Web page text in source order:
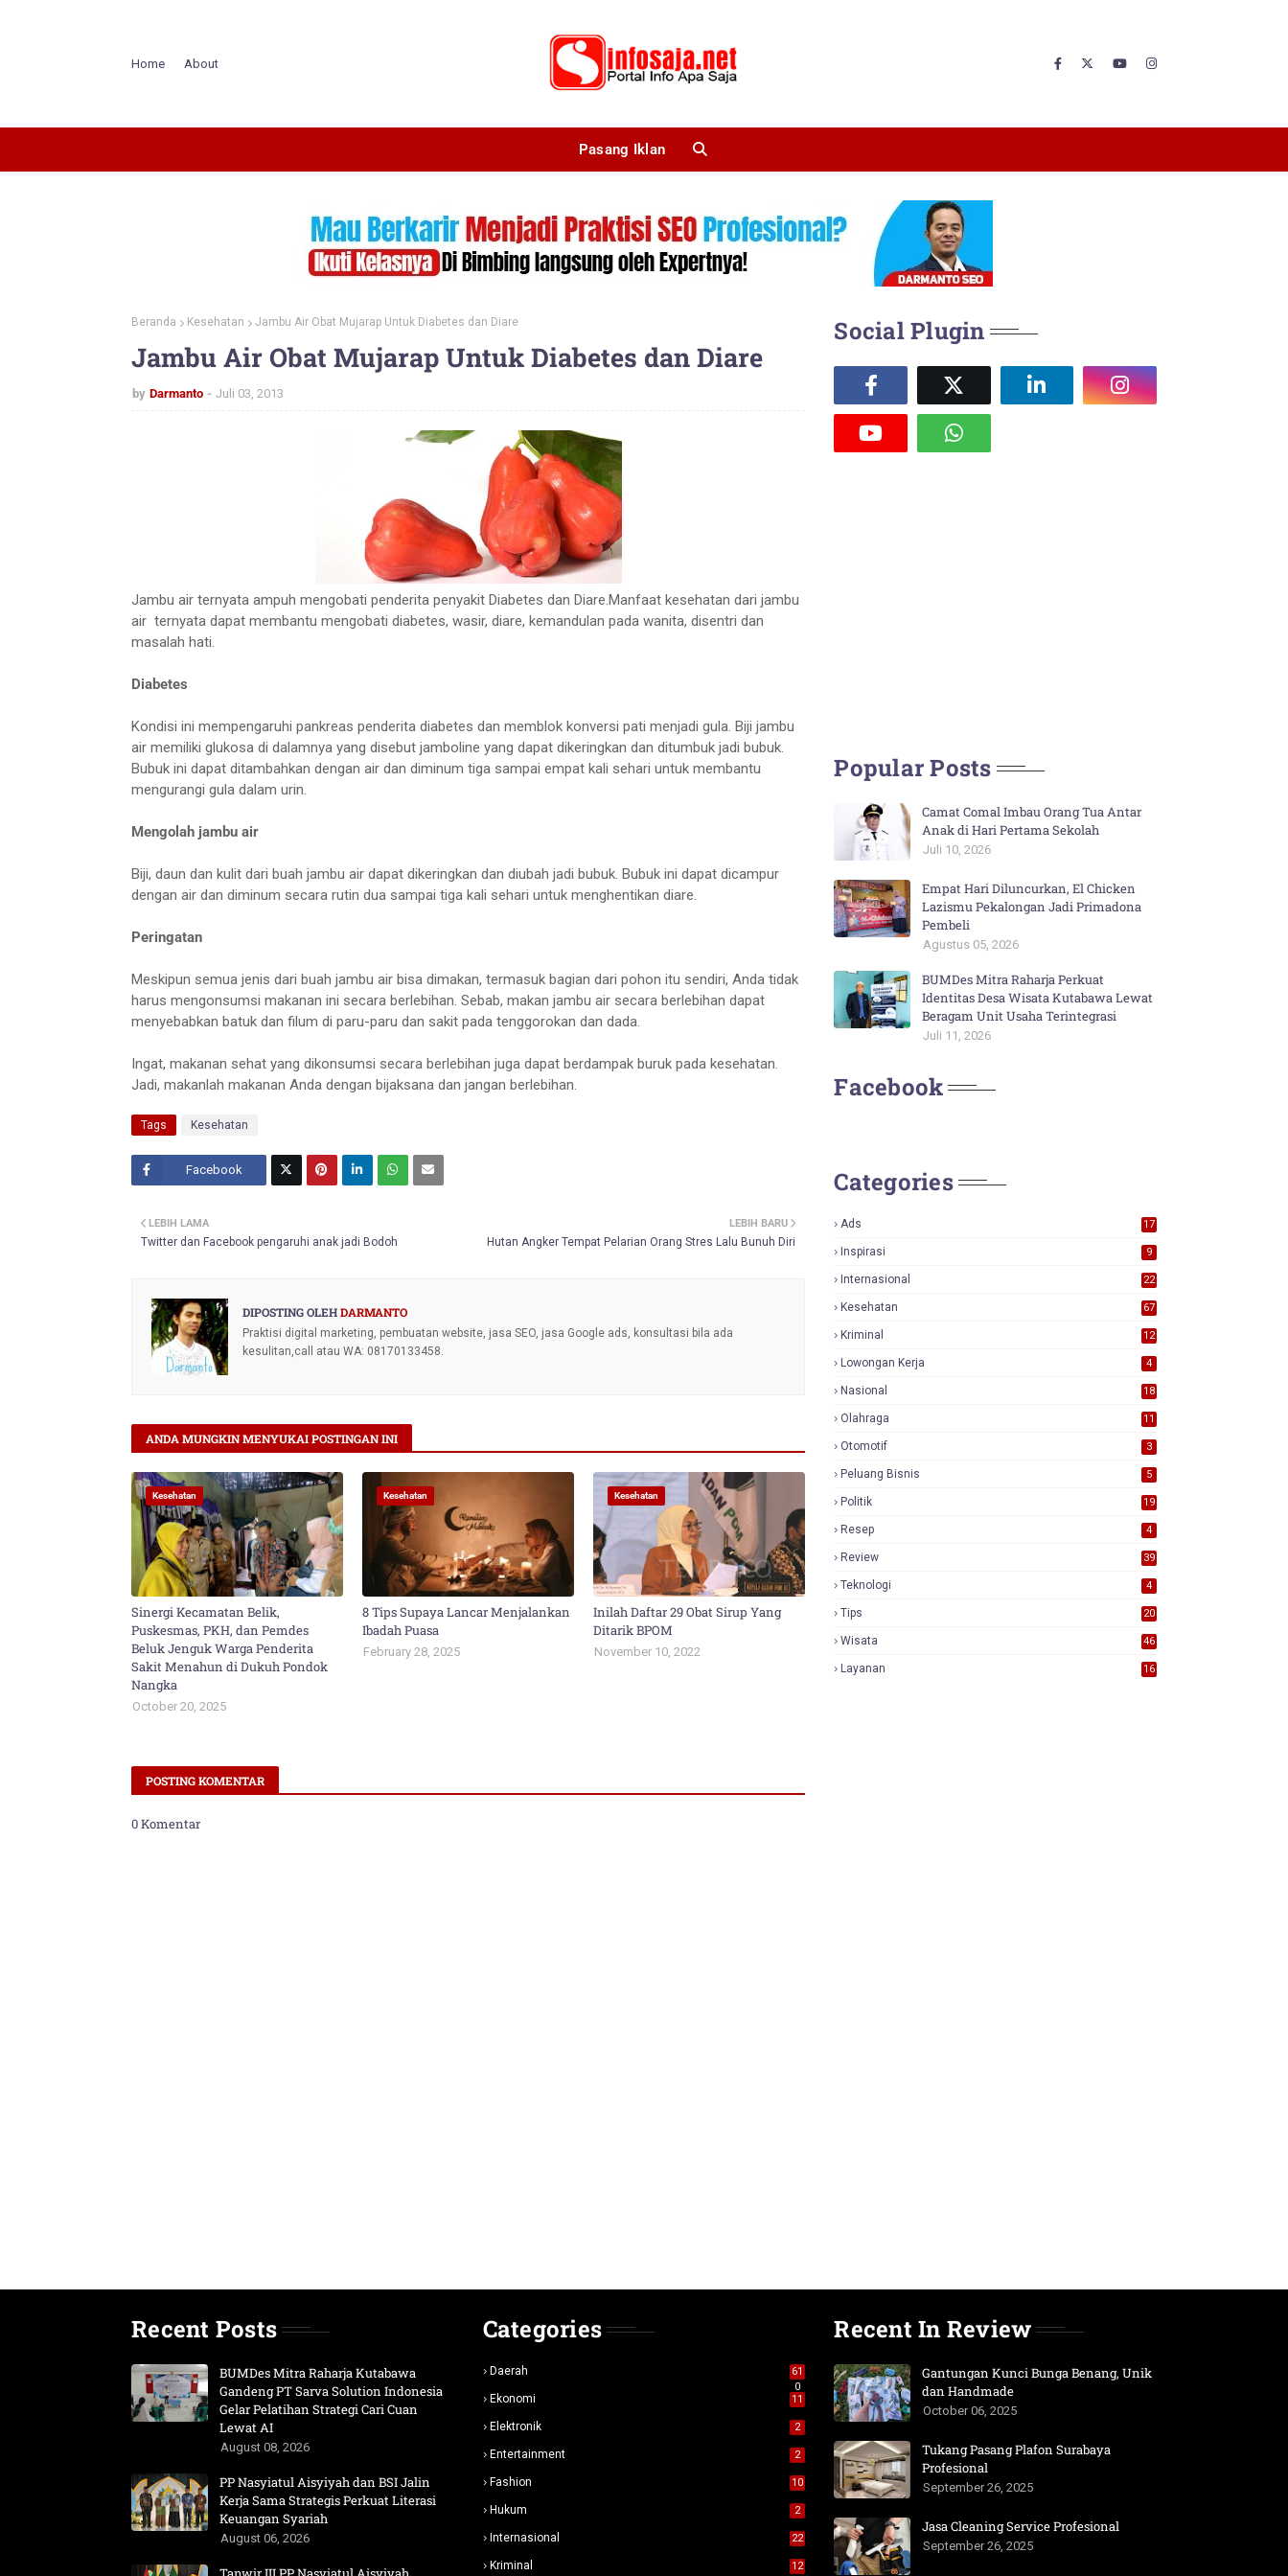
Home About
Pasang Iklan
Beranda Kesehatan Jambu Air Obat Mujarap Untuk Diabetes dan Diare
Jambu Air Obat Mujarap Untuk Diabetes dan Diare
by Darmanto Juli 03, 2013
Jambu air ternyata ampuh mengobati penderita penyakit Diabetes dan Diare.Manfaat kesehatan dari jambu
air ternyata dapat membantu mengobati diabetes, wasir, diare, kemandulan pada wanita, disentri dan
masalah hati.
Diabetes
Kondisi ini mempengaruhi pankreas penderita diabetes dan memblok konversi pati menjadi gula. Biji jambu
air memiliki glukosa di dalamnya yang disebut jamboline yang dapat dikeringkan dan ditumbuk jadi bubuk.
Bubuk ini dapat ditambahkan dengan air dan diminum tiga sampai empat kali sehari untuk membantu
mengurangi gula dalam urin.
Mengolah jambu air
Biji, daun dan kulit dari buah jambu air dapat dikeringkan dan diubah jadi bubuk. Bubuk ini dapat dicampur
dengan air dan diminum secara rutin dua sampai tiga kali sehari untuk menghentikan diare.
Peringatan
Meskipun semua jenis dari buah jambu air bisa dimakan, termasuk bagian dari pohon itu sendiri, Anda tidak
harus mengonsumsi makanan ini secara berlebihan. Sebab, makan jambu air secara berlebihan dapat
menyebabkan batuk dan filum di paru-paru dan sakit pada tenggorokan dan dada.
Ingat, makanan sehat yang dikonsumsi secara berlebihan juga dapat berdampak buruk pada kesehatan.
Jadi, makanlah makanan Anda dengan bijaksana dan jangan berlebihan.
Tags Kesehatan
Facebook
LEBIH BARU
Hutan Angker Tempat Pelarian Orang Stres Lalu Bunuh Diri
LEBIH LAMA
Twitter dan Facebook pengaruhi anak jadi Bodoh
DIPOSTING OLEHDARMANTO
Praktisi digital marketing, pembuatan website, jasa SEO, jasa Google ads, konsultasi bila ada
kesulitan,call atau WA: 08170133458.
ANDA MUNGKIN MENYUKAI POSTINGAN INI
Kesehatan
Sinergi Kecamatan Belik,
Puskesmas, PKH, dan Pemdes
Beluk Jenguk Warga Penderita
Sakit Menahun di Dukuh Pondok
Nangka
October 20, 2025
Kesehatan
8 Tips Supaya Lancar Menjalankan
Ibadah Puasa
February 28, 2025
Kesehatan
Inilah Daftar 29 Obat Sirup Yang
Ditarik BPOM
November 10, 2022
POSTING KOMENTAR
0 Komentar
Social Plugin
Popular Posts
Camat Comal Imbau Orang Tua Antar
Anak di Hari Pertama Sekolah
Juli 10, 2026
Empat Hari Diluncurkan, El Chicken
Lazismu Pekalongan Jadi Primadona
Pembeli
Agustus 05, 2026
BUMDes Mitra Raharja Perkuat
Identitas Desa Wisata Kutabawa Lewat
Beragam Unit Usaha Terintegrasi
Juli 11, 2026
Facebook
Categories
Ads
17
Inspirasi 9
Internasional 22
Kesehatan 67
Kriminal 12
Lowongan Kerja 4
Nasional
18
Olahraga 11
Otomotif 3
Peluang Bisnis 5
Politik 19
Resep 4
Review
39
Teknologi 4
Tips 20
Wisata 46
Layanan 16
Recent Posts
BUMDes Mitra Raharja Kutabawa
Gandeng PT Sarva Solution Indonesia
Gelar Pelatihan Strategi Cari Cuan
Lewat AI
August 08, 2026
PP Nasyiatul Aisyiyah dan BSI Jalin
Kerja Sama Strategis Perkuat Literasi
Keuangan Syariah
August 06, 2026
Categories
Daerah
61
0
Ekonomi 11
Elektronik 2
Entertainment 2
Fashion 10
Hukum 2
Internasional 22
Kriminal 12
Recent In Review
Gantungan Kunci Bunga Benang, Unik
dan Handmade
October 06, 2025
Tukang Pasang Plafon Surabaya
Profesional
September 26, 2025
Jasa Cleaning Service Profesional
September 26, 2025